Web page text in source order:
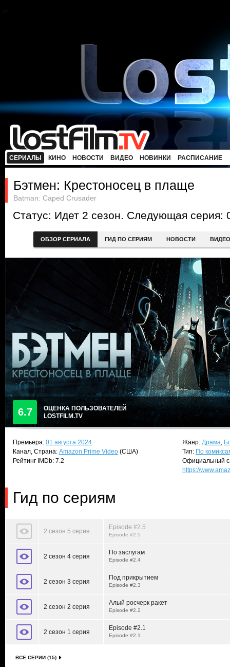
СЕРИАЛЫ КИНО НОВОСТИ ВИДЕО НОВИНКИ РАСПИСАНИЕ
Бэтмен: Крестоносец в плаще
Batman: Caped Crusader
Статус: Идет 2 сезон. Следующая серия:
ОБЗОР СЕРИАЛА ГИД ПО СЕРИЯМ НОВОСТИ ВИДЕО
6.7
ОЦЕНКА ПОЛЬЗОВАТЕЛЕЙ
LOSTFILM.TV
Премьера: 01 августа 2024
Канал, Страна: Amazon Prime Video (США)
Рейтинг IMDb: 7.2
Жанр: Драма,
Тип: По
Официальный
https://
Гид по сериям
2 сезон 5 серия
Episode #2.5
Episode #2.5
2 сезон 4 серия
По заслугам
Episode #2.4
2 сезон 3 серия
Под прикрытием
Episode #2.3
2 сезон 2 серия
Алый росчерк ракет
Episode #2.2
2 сезон 1 серия
Episode #2.1
Episode #2.1
ВСЕ СЕРИИ (15)